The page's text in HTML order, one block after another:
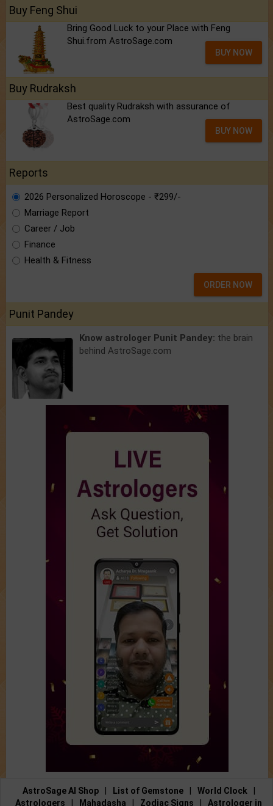
Buy Feng Shui
Bring Good Luck to your Place with Feng
Shui.from AstroSage.com
BUY NOW
Buy Rudraksh
Best quality Rudraksh with assurance of
AstroSage.com
BUY NOW
Reports
2026 Personalized Horoscope - ₹299/-
Marriage Report
Career / Job
Finance
Health & Fitness
ORDER NOW
Punit Pandey
Know astrologer Punit Pandey: the brain
behind AstroSage.com
AstroSage AI Shop List of Gemstone World Clock
Astrologers
Mahadasha Zodiac Signs Astrologer in